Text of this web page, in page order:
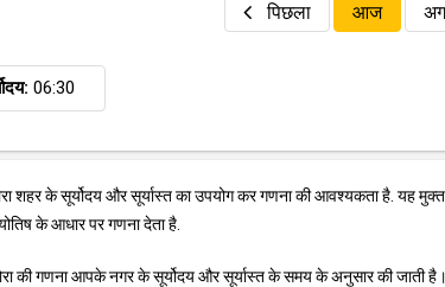
पिछला आज
06:30
शहर के सूर्योदय और सूर्यास्त का उपयोग कर गणना की आवश्यकता है. यह
के आधार पर गणना देता है.
की गणना आपके नगर के सूर्योदय और सूर्यास्त के समय के अनुसार की जाती है।